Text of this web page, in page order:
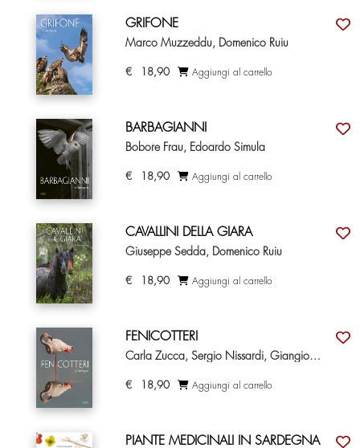
GRIFONE
Marco Muzzeddu, Domenico Ruiu
€ 18,90 Aggiungi al carrello
BARBAGIANNI
Bobore Frau, Edoardo Simula
€ 18,90 Aggiungi al carrello
CAVALLINI DELLA GIARA
Giuseppe Sedda, Domenico Ruiu
€ 18,90 Aggiungi al carrello
FENICOTTERI
Carla Zucca, Sergio Nissardi, Giangiorgio Crisponi, Domenico Ruiu
€ 18,90 Aggiungi al carrello
PIANTE MEDICINALI IN SARDEGNA